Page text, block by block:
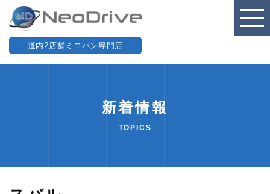
道内2店舗ミニバン専門店
新着情報
TOPICS